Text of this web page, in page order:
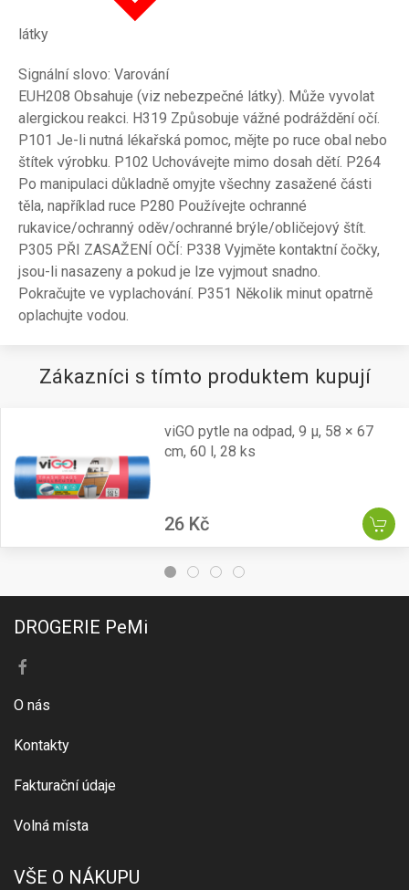
látky
Signální slovo: Varování
EUH208 Obsahuje (viz nebezpečné látky). Může vyvolat
alergickou reakci. H319 Způsobuje vážné podráždění očí.
P101 Je-li nutná lékařská pomoc, mějte po ruce obal nebo
štítek výrobku. P102 Uchovávejte mimo dosah dětí. P264
Po manipulaci důkladně omyjte všechny zasažené části
těla, například ruce P280 Používejte ochranné
rukavice/ochranný oděv/ochranné brýle/obličejový štít.
P305 PŘI ZASAŽENÍ OČÍ: P338 Vyjměte kontaktní čočky,
jsou-li nasazeny a pokud je lze vyjmout snadno.
Pokračujte ve vyplachování. P351 Několik minut opatrně
oplachujte vodou.
Zákazníci s tímto produktem kupují
viGO pytle na odpad, 9 µ, 58 × 67
cm, 60 l, 28 ks
26 Kč
DROGERIE PeMi
O nás
Kontakty
Fakturační údaje
Volná místa
VŠE O NÁKUPU